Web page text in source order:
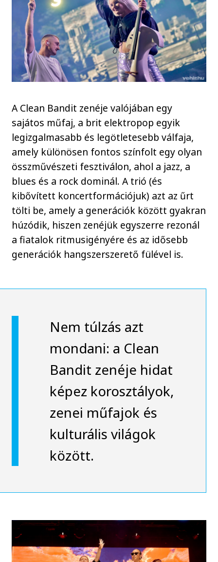
A Clean Bandit zenéje valójában egy
sajátos műfaj, a brit elektropop egyik
legizgalmasabb és legötletesebb válfaja,
amely különösen fontos színfolt egy olyan
összművészeti fesztiválon, ahol a jazz, a
blues és a rock dominál. A trió (és
kibővített koncertformációjuk) azt az űrt
tölti be, amely a generációk között gyakran
húzódik, hiszen zenéjük egyszerre rezonál
a fiatalok ritmusigényére és az idősebb
generációk hangszerszerető fülével is.
Nem túlzás azt
mondani: a Clean
Bandit zenéje hidat
képez korosztályok,
zenei műfajok és
kulturális világok
között.